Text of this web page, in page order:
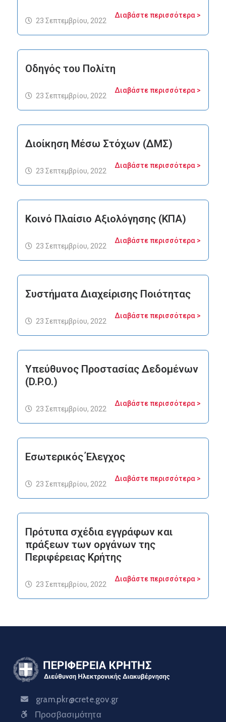
Διαβάστε περισσότερα >
23 Σεπτεμβρίου, 2022
Οδηγός του Πολίτη
Διαβάστε περισσότερα >
23 Σεπτεμβρίου, 2022
Διοίκηση Μέσω Στόχων (ΔΜΣ)
Διαβάστε περισσότερα >
23 Σεπτεμβρίου, 2022
Κοινό Πλαίσιο Αξιολόγησης (ΚΠΑ)
Διαβάστε περισσότερα >
23 Σεπτεμβρίου, 2022
Συστήματα Διαχείρισης Ποιότητας
Διαβάστε περισσότερα >
23 Σεπτεμβρίου, 2022
Υπεύθυνος Προστασίας Δεδομένων
(D.P.O.)
Διαβάστε περισσότερα >
23 Σεπτεμβρίου, 2022
Εσωτερικός Έλεγχος
Διαβάστε περισσότερα >
23 Σεπτεμβρίου, 2022
Πρότυπα σχέδια εγγράφων και
πράξεων των οργάνων της
Περιφέρειας Κρήτης
Διαβάστε περισσότερα >
23 Σεπτεμβρίου, 2022
gram.pkr@crete.gov.gr
Προσβασιμότητα